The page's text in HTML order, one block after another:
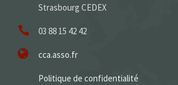
Strasbourg CEDEX
03 88 15 42 42
cca.asso.fr
Politique de confidentialité